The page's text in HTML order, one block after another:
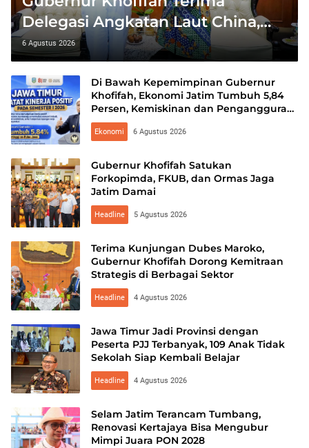
Delegasi Angkatan Laut China,
Bahas Peluang Kerja Sama
Teknologi Perkapalan
6 Agustus 2026
Di Bawah Kepemimpinan Gubernur
Khofifah, Ekonomi Jatim Tumbuh 5,84
Persen, Kemiskinan dan Pengangguran
Turun
Ekonomi 6 Agustus 2026
Gubernur Khofifah Satukan
Forkopimda, FKUB, dan Ormas Jaga
Jatim Damai
Headline 5 Agustus 2026
Terima Kunjungan Dubes Maroko,
Gubernur Khofifah Dorong Kemitraan
Strategis di Berbagai Sektor
Headline 4 Agustus 2026
Jawa Timur Jadi Provinsi dengan
Peserta PJJ Terbanyak, 109 Anak Tidak
Sekolah Siap Kembali Belajar
Headline 4 Agustus 2026
Selam Jatim Terancam Tumbang,
Renovasi Kertajaya Bisa Mengubur
Mimpi Juara PON 2028